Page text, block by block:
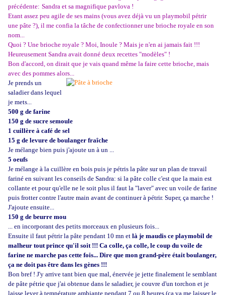
précédente: Sandra et sa magnifique pavlova !
Etant assez peu agile de ses mains (vous avez déjà vu un playmobil pétrir
une pâte ?), il me confia la tâche de confectionner une brioche royale en son
nom...
Quoi ? Une brioche royale ? Moi, Inoule ? Mais je n'en ai jamais fait !!!
Heureusement Sandra avait donné deux recettes "modèles" !
Bon d'accord, on dirait que je vais quand même la faire cette brioche, mais
avec des pommes alors...
Je prends un
saladier dans lequel
je mets...
500 g de farine
150 g de sucre semoule
1 cuillère à café de sel
15 g de levure de boulanger fraîche
Je mélange bien puis j'ajoute un à un ...
5 oeufs
Je mélange à la cuillère en bois puis je pétris la pâte sur un plan de travail
fariné en suivant les conseils de Sandra: si la pâte colle c'est que la main est
collante et pour qu'elle ne le soit plus il faut la "laver" avec un voile de farine
puis frotter contre l'autre main avant de continuer à pétrir. Super, ça marche !
J'ajoute ensuite...
150 g de beurre mou
... en incorporant des petits morceaux en plusieurs fois...
Ensuite il faut pétrir la pâte pendant 10 mn et là je maudis ce playmobil de
malheur tout prince qu'il soit !!! Ca colle, ça colle, le coup du voile de
farine ne marche pas cette fois... Dire que mon grand-père était boulanger,
ça ne doit pas être dans les gènes !!!
Bon bref ! J'y arrive tant bien que mal, énervée je jette finalement le semblant
de pâte pétrie que j'ai obtenue dans le saladier, je couvre d'un torchon et je
laisse lever à température ambiante pendant 7 ou 8 heures (ça va me laisser le